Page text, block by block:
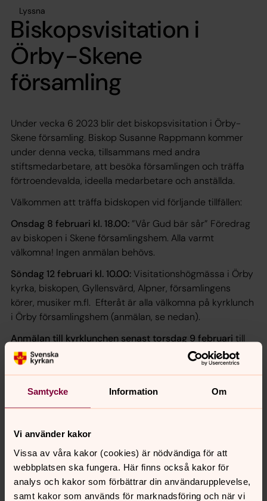
Samtycke Information Om
Vi använder kakor
Vissa av våra kakor (cookies) är nödvändiga för att
webbplatsen ska fungera. Här finns också kakor för
analys och kakor som förbättrar din användarupplevelse,
samt kakor som används för marknadsföring och när vi
Lyssna
Biskopsvisitation i
Örby-Skene
församling
Under vecka 6 2023 blir det biskopsvisitation i Örby-
Skene församling. Biskop Susanne Rappmann kommer
under denna vecka, tillsammans med andra
stiftsmedarbetare, att besöka församlingen och träffa
förtroendevalda, ideella medarbetare och anställda.
Välkommen att träffa bidskopen vid förljande tillfällen:
Onsdag 8 februari kl. 18.00: ”Vår Gud bär sår” Föredrag
av biskopen i Skene församlingshem. Alla varmt
välkomna! Ingen anmälan behövs.
Söndag 12 februari kl. 10.00: Visitationshögmässa i Örby
kyrka, biskopen, Gyllensvärd, Alpner, församlingens
körer, musiker m.fl. Efteråt är alla välkomna på kyrklunch
i Örby församlingshem (anmälan, se nedan).
Anmälan till kyrklunchen senast torsdag 9 februari till
0320-480 66
eller orbyskeneforsamling@svenskakyrkan.se
Synpunkter eller frågor på sidans
innehåll?
orbyskeneforsamling@svenskakyrkan.se
Dela